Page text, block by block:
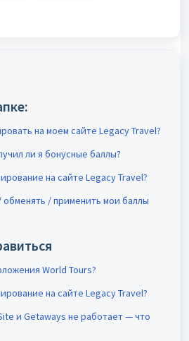
на моем сайте Legacy Travel?
ли я бонусные баллы?
на сайте Legacy Travel?
обменять / применить мои баллы
World Tours?
на сайте Legacy Travel?
и Getaways не работает — что